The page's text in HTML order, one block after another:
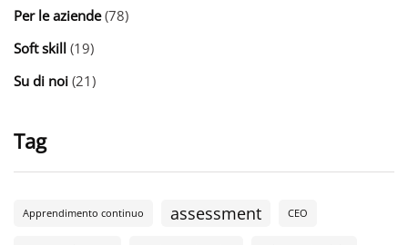
Per le aziende(78)
Soft skill (19)
Su di noi (21)
Tag
Apprendimento continuo assessment CEO